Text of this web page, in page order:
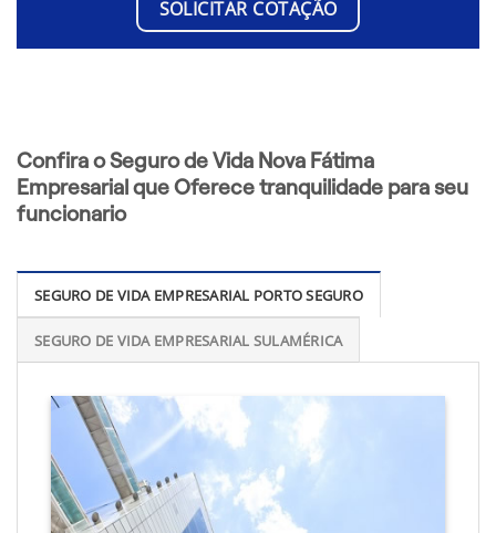
SOLICITAR COTAÇÃO
Confira o Seguro de Vida Nova Fátima
Empresarial que Oferece tranquilidade para seu
funcionario
SEGURO DE VIDA EMPRESARIAL PORTO SEGURO
SEGURO DE VIDA EMPRESARIAL SULAMÉRICA